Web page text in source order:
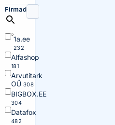
Firmad
1a.ee
232
Alfashop
181
Arvutitark
OÜ 308
BIGBOX.EE
304
Datafox
482